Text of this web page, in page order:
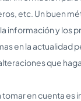
etc. Un buen
información y los
en la actualidad
que
en cuenta es